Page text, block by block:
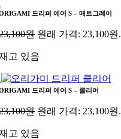
드리퍼 에어 S – 매트그레이
원 원래 가격: 23,100원.
고 있음
드리퍼 에어 S – 클리어
원 원래 가격: 23,100원.
고 있음